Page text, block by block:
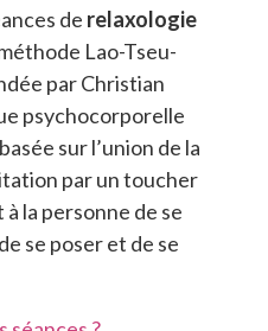
de relaxologie
Lao-Tseu-
par Christian
psychocorporelle
sur l’union de la
par un toucher
la personne de se
se poser et de se